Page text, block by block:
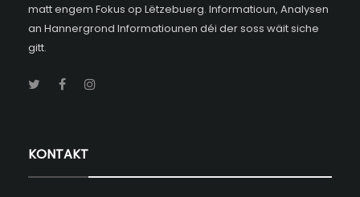
matt engem Fokus op Lëtzebuerg. Informatioun, Analysen
an Hannergrond Informatiounen déi der soss wäit siche
gitt.
KONTAKT